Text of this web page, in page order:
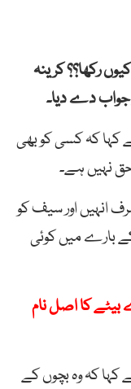
رکھا؟؟ کرینہ
جواب دے دیا۔
نے کہا کہ کسی کو بھی
نہیں ہے۔
انہیں اور سیف کو
بارے میں کوئی
بیٹے کا اصل نام
کہا کہ وہ بچوں کے